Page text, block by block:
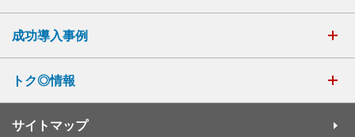
成功導入事例
トク◎情報
サイトマップ